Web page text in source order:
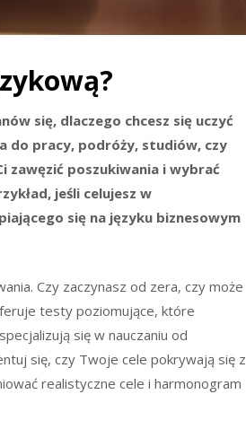
się, dlaczego chcesz się uczyć
do pracy, podróży, studiów, czy
zawęzić poszukiwania i wybrać
jeśli celujesz w
się na języku biznesowym
Czy zaczynasz od zera, czy może
testy poziomujące, które
się w nauczaniu od
się, czy Twoje cele pokrywają się z
realistyczne cele i harmonogram